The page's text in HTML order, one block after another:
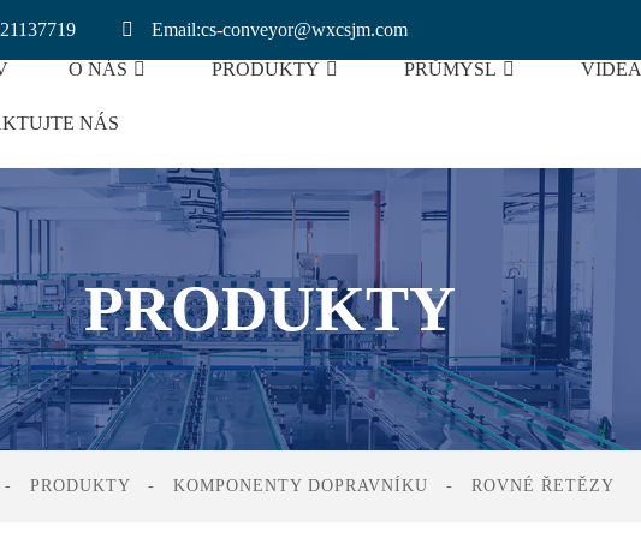
Email:cs-conveyor@wxcsjm.com
O NÁS PRODUKTY PRŮMYSL VIDEA
NÁS
PRODUKTY
PRODUKTY KOMPONENTY DOPRAVNÍKU ROVNÉ ŘETĚZY